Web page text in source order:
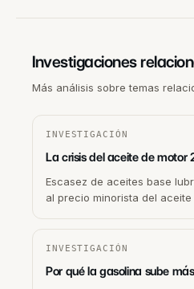
Investigaciones
Más análisis sobre temas
INVESTIGACIÓN
La crisis del aceite de motor
Escasez de aceites base
al precio minorista del aceite
INVESTIGACIÓN
Por qué la gasolina sube